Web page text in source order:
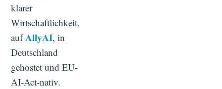
klarer
Wirtschaftlichkeit,
aufAllyAI, in
Deutschland
gehostet und EU-
AI-Act-nativ.